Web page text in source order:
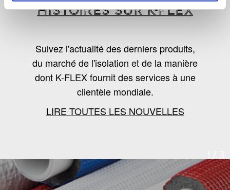
HISTOIRES SUR K-FLEX
Suivez l'actualité des derniers produits,
du marché de l'isolation et de la manière
dont K-FLEX fournit des services à une
clientèle mondiale.
LIRE TOUTES LES NOUVELLES